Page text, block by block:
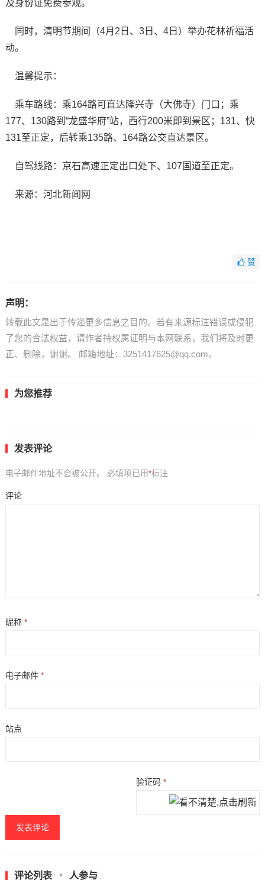
及身份证免费参观。
同时，清明节期间（4月2日、3日、4日）举办花林祈福活
动。
温馨提示：
乘车路线：乘164路可直达隆兴寺（大佛寺）门口；乘
177、130路到“龙盛华府”站，西行200米即到景区；131、快
131至正定，后转乘135路、164路公交直达景区。
自驾线路：京石高速正定出口处下、107国道至正定。
来源：河北新闻网
赞
声明：
转载此文是出于传递更多信息之目的。若有来源标注错误或侵犯
了您的合法权益，请作者持权属证明与本网联系，我们将及时更
正、删除，谢谢。 邮箱地址：3251417625@qq.com。
为您推荐
发表评论
电子邮件地址不会被公开。 必填项已用*标注
评论
昵称 *
电子邮件 *
站点
验证码*
评论列表 人参与